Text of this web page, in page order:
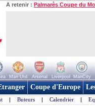
A retenir : Palmarès Coupe du
Man Utd Arsenal Liverpool ManCity
Coupe d'Europe
| Buteurs | Calendrier |